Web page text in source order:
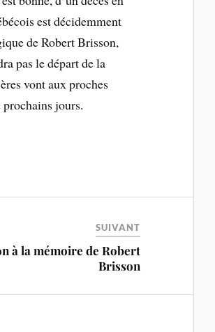
est décidemment
de Robert Brisson,
pas le départ de la
vont aux proches
prochains jours.
SUIVANT
à la mémoire de Robert
Brisson